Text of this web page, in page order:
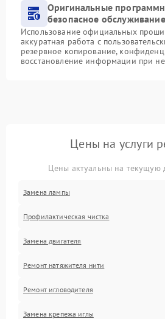
Оригинальные
безопасное
Использование официальных
аккуратная работа с
резервное копирование,
восстановление информации при
Цены на услуги
Цены актуальны на текущую
Замена лампы
Профилактическая чистка
Замена двигателя
Ремонт натяжителя нити
Ремонт игловодителя
Замена крепежа иглы